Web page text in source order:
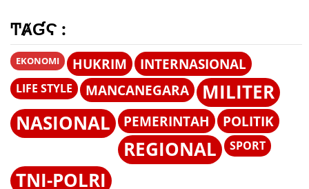
ͲȺƓϚ :
EKONOMI HUKRIM INTERNASIONAL
LIFE STYLE MANCANEGARA
MILITER
NASIONAL
PEMERINTAH POLITIK
REGIONAL SPORT
TNI-POLRI